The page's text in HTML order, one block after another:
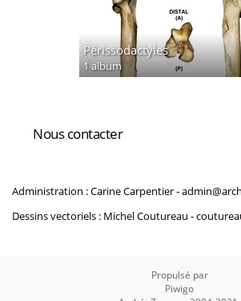
Périssodactyles
1 album
Nous contacter
Administration : Carine Carpentier -
Dessins vectoriels : Michel Coutureau -
Propulsé par
Piwigo